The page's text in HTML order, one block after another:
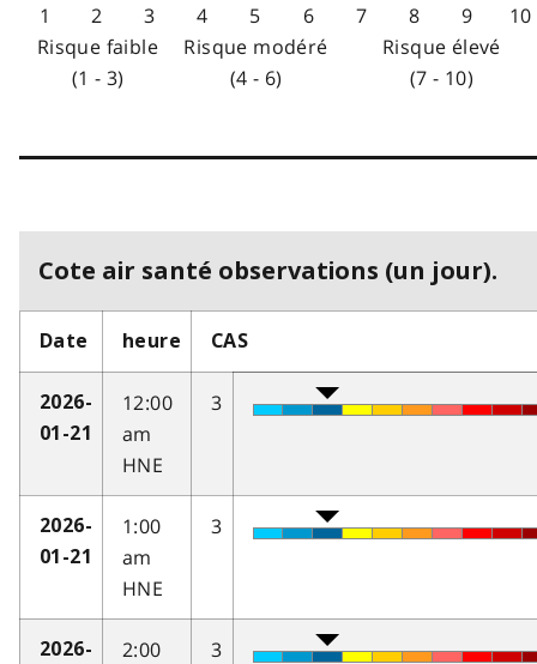
1 2 3 4 5 6 7 8 9
10
Risque faible
(1 - 3)
Risque modéré
(4 - 6)
Risque élevé
(7 - 10)
Cote air santé observations (un jour).
Date heure CAS
2026-
01-21
12:00
am
HNE
3
2026-
01-21
1:00
am
HNE
3
2026-
2:00
3